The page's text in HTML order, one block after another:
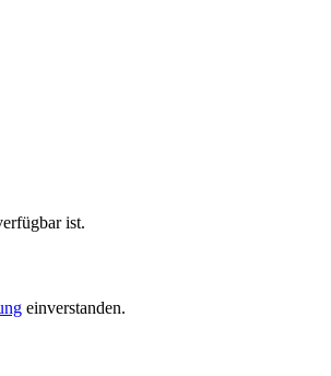
ist.
einverstanden.